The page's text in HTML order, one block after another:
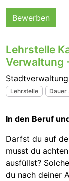
Bewerben
Lehrstelle
Verwaltung
Lehrstelle Dauer
In den Beruf
Darfst du auf
musst du
ausfüllst?
du nach deiner